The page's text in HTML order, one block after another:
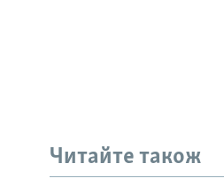
Читайте також